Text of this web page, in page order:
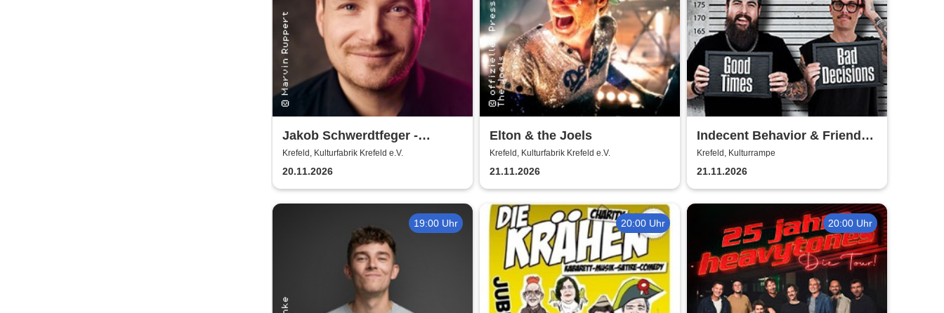
Jakob Schwerdtfeger -
Meisterwerk
Krefeld, Kulturfabrik Krefeld e.V.
20.11.2026
Elton & the Joels
Krefeld, Kulturfabrik Krefeld e.V.
21.11.2026
Indecent Behavior & Friends
Don't Lie
Krefeld, Kulturrampe
21.11.2026
19:00 Uhr 20:00 Uhr 20:00 Uhr